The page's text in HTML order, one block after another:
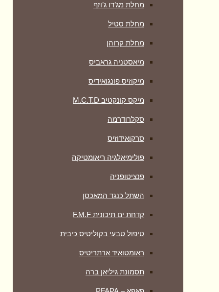
מחלת מג’דו ג’וזף
מחלת סטיל
מחלת קרוהן
מיאסטניה גראביס
מיקוזיס פונגואידיס
מיקס קונקטיב M.C.T.D
סקלרודרמה
סרקואידוזיס
פולימיאלגיה ריאומטיקה
‏פנציטופניה
השתל כנגד המאכסן
קדחת ים תיכונית F.M.F
טיפול טבעי בקוליטיס כיבית
ראומטואיד ארתריטיס
תסמונת גיליאן ברה